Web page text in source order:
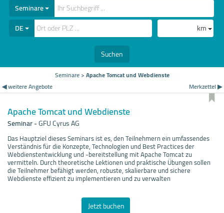
Seminare
DE
km
Suchen
Seminare>Apache Tomcat und Webdienste
◀ weitere Angebote
Merkzettel ▶
Apache Tomcat und Webdienste
Seminar-GFU Cyrus AG
Das Hauptziel dieses Seminars ist es, den Teilnehmern ein umfassendes
Verständnis für die Konzepte, Technologien und Best Practices der
Webdienstentwicklung und -bereitstellung mit Apache Tomcat zu
vermitteln. Durch theoretische Lektionen und praktische Übungen sollen
die Teilnehmer befähigt werden, robuste, skalierbare und sichere
Webdienste effizient zu implementieren und zu verwalten
Jetzt buchen